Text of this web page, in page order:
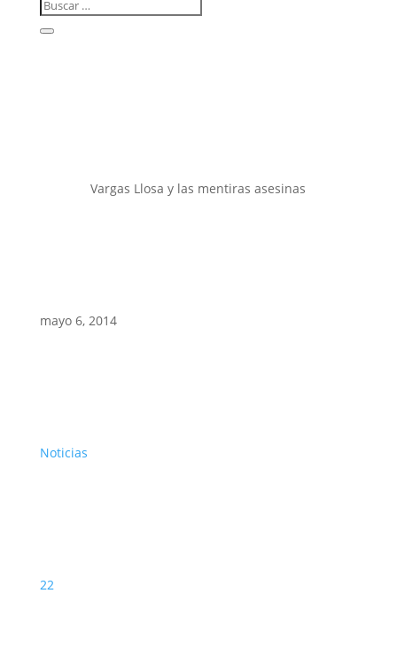
Vargas Llosa y las mentiras asesinas
mayo 6, 2014
Noticias
22